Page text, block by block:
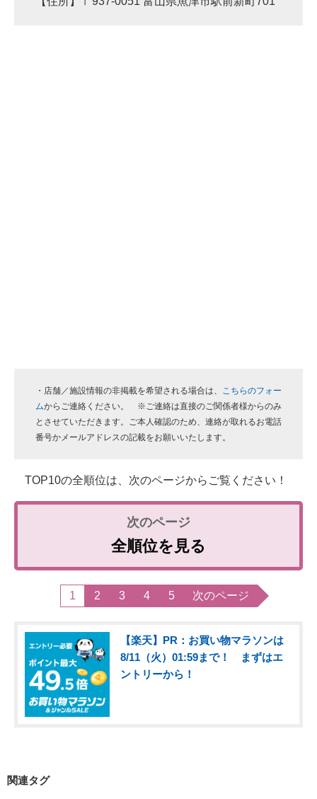
・店舗／施設情報の非掲載を希望される場合は、 こちらのフォー
ムからご連絡ください。 ※ご連絡は直接のご関係者様からのみ
とさせていただきます。ご本人確認のため、連絡が取れるお電話
番号かメールアドレスの記載をお願いいたします。
TOP10の全順位は、次のページからご覧ください！
全順位を見る
1 2 3 4 5 次のページ
【楽天】PR：お買い物マラソンは
8/11（火）01:59まで！ まずはエ
ントリーから！
関連タグ